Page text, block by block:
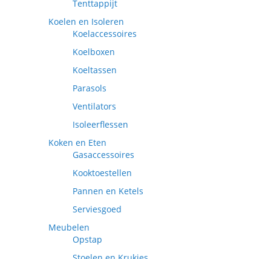
Tenttappijt
Koelen en Isoleren
Koelaccessoires
Koelboxen
Koeltassen
Parasols
Ventilators
Isoleerflessen
Koken en Eten
Gasaccessoires
Kooktoestellen
Pannen en Ketels
Serviesgoed
Meubelen
Opstap